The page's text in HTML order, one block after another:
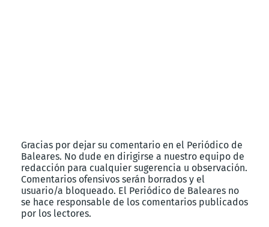
Gracias por dejar su comentario en el Periódico de
Baleares. No dude en dirigirse a nuestro equipo de
redacción para cualquier sugerencia u observación.
Comentarios ofensivos serán borrados y el
usuario/a bloqueado. El Periódico de Baleares no
se hace responsable de los comentarios publicados
por los lectores.